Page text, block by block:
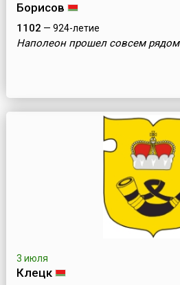
Борисов
1102 — 924-летие
Наполеон прошел совсем рядом
3 июля
Клецк